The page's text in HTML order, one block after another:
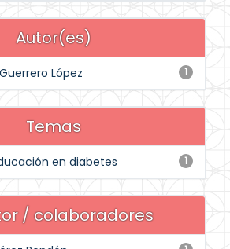
Autor(es)
1
López
Temas
1
en diabetes
/ colaboradores